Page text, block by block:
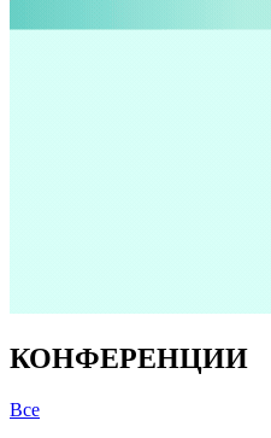
КОНФЕРЕНЦИИ
Все